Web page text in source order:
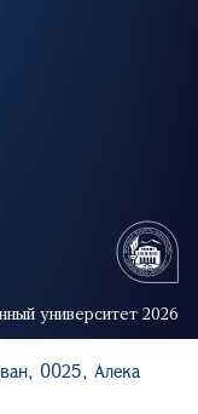
университет 2026
0025, Алека